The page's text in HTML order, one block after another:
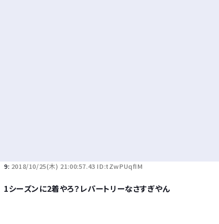
9: 2018/10/25(木) 21:00:57.43 ID:tZwPUqfIM
1シーズンに2着やろ？レパートリーなさすぎやん